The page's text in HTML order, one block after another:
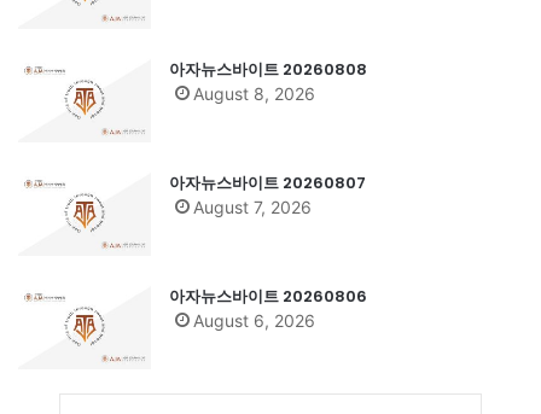
아자뉴스바이트 20260808
August 8, 2026
아자뉴스바이트 20260807
August 7, 2026
아자뉴스바이트 20260806
August 6, 2026